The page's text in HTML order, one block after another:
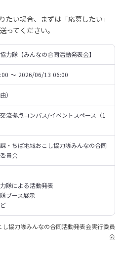
い場合、まずは「応募したい」
ってください。
力隊【みんなの合同活動発表会】
〜 2026/06/13 06:00
）
流拠点コンパス/イベントスペース（1
・ちば地域おこし協力隊みんなの合同
員会
隊による活動発表
ブース展示
協力隊みんなの合同活動発表会実行委員
会